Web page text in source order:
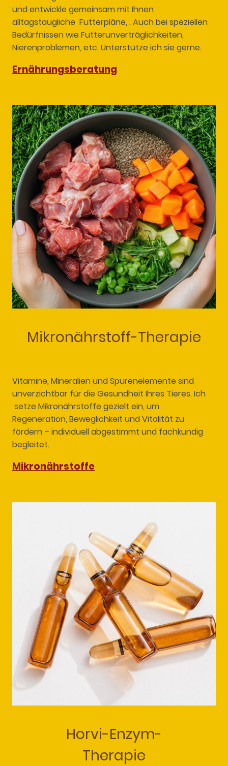
und entwickle gemeinsam mit Ihnen
alltagstaugliche Futterpläne, . Auch bei speziellen
Bedürfnissen wie Futterunverträglichkeiten,
Nierenproblemen, etc. Unterstütze ich sie gerne.
Ernährungsberatung
Mikronährstoff-Therapie
Vitamine, Mineralien und Spurenelemente sind
unverzichtbar für die Gesundheit Ihres Tieres. Ich
setze Mikronährstoffe gezielt ein, um
Regeneration, Beweglichkeit und Vitalität zu
fördern – individuell abgestimmt und fachkundig
begleitet.
Mikronährstoffe
Horvi-Enzym-
Therapie